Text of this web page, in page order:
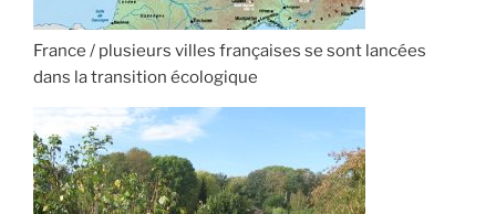
France / plusieurs villes françaises se sont lancées
dans la transition écologique